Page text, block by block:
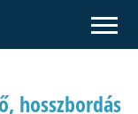
hosszbordás